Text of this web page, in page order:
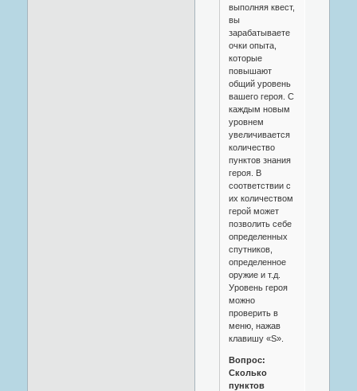
выполняя квест,
вы
зарабатываете
очки опыта,
которые
повышают
общий уровень
вашего героя. С
каждым новым
уровнем
увеличивается
количество
пунктов знания
героя. В
соответствии с
их количеством
герой может
позволить себе
определенных
спутников,
определенное
оружие и т.д.
Уровень героя
можно
проверить в
меню, нажав
клавишу «S».
Вопрос:
Сколько
пунктов